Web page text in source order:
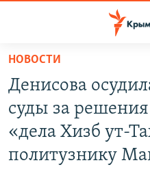
Вернуться
основному
содержанию
Вернутся
главной
СПЕЦПРОЕКТЫ
КАРТА ВОЕННЫХ ОБЪЕКТОВ
ВОДА
НОВОСТИ
Денисова
суды за
«дела Хизб ут-
политузнику